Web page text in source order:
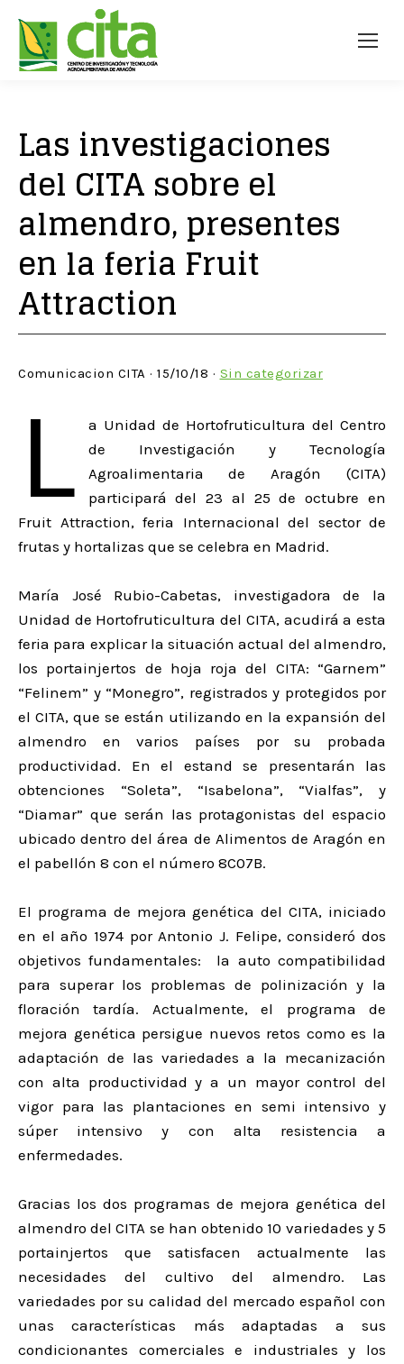
Las investigaciones
del CITA sobre el
almendro, presentes
en la feria Fruit
Attraction
Comunicacion CITA · 15/10/18 · Sin categorizar
L
a Unidad de Hortofruticultura del Centro
de Investigación y Tecnología
Agroalimentaria de Aragón (CITA)
participará del 23 al 25 de octubre en
Fruit Attraction, feria Internacional del sector de
frutas y hortalizas que se celebra en Madrid.
María José Rubio-Cabetas, investigadora de la
Unidad de Hortofruticultura del CITA, acudirá a esta
feria para explicar la situación actual del almendro,
los portainjertos de hoja roja del CITA: “Garnem”
“Felinem” y “Monegro”, registrados y protegidos por
el CITA, que se están utilizando en la expansión del
almendro en varios países por su probada
productividad. En el estand se presentarán las
obtenciones “Soleta”, “Isabelona”, “Vialfas”, y
“Diamar” que serán las protagonistas del espacio
ubicado dentro del área de Alimentos de Aragón en
el pabellón 8 con el número 8C07B.
El programa de mejora genética del CITA, iniciado
en el año 1974 por Antonio J. Felipe, consideró dos
objetivos fundamentales: la auto compatibilidad
para superar los problemas de polinización y la
floración tardía. Actualmente, el programa de
mejora genética persigue nuevos retos como es la
adaptación de las variedades a la mecanización
con alta productividad y a un mayor control del
vigor para las plantaciones en semi intensivo y
súper intensivo y con alta resistencia a
enfermedades.
Gracias los dos programas de mejora genética del
almendro del CITA se han obtenido 10 variedades y 5
portainjertos que satisfacen actualmente las
necesidades del cultivo del almendro. Las
variedades por su calidad del mercado español con
unas características más adaptadas a sus
condicionantes comerciales e industriales y los